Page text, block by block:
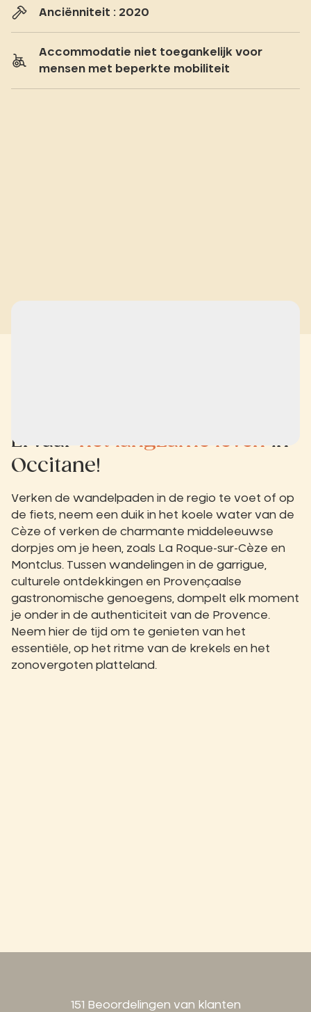
Anciënniteit : 2020
Accommodatie niet toegankelijk voor
mensen met beperkte mobiliteit
Ervaar het langzame leven in
Occitane!
Verken de wandelpaden in de regio te voet of op
de fiets, neem een duik in het koele water van de
Cèze of verken de charmante middeleeuwse
dorpjes om je heen, zoals La Roque-sur-Cèze en
Montclus. Tussen wandelingen in de garrigue,
culturele ontdekkingen en Provençaalse
gastronomische genoegens, dompelt elk moment
je onder in de authenticiteit van de Provence.
Neem hier de tijd om te genieten van het
essentiële, op het ritme van de krekels en het
zonovergoten platteland.
151 Beoordelingen van klanten